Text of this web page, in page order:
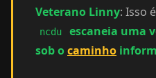
Veterano Linny: Isso
ncdu
escaneia uma
sob ocaminho